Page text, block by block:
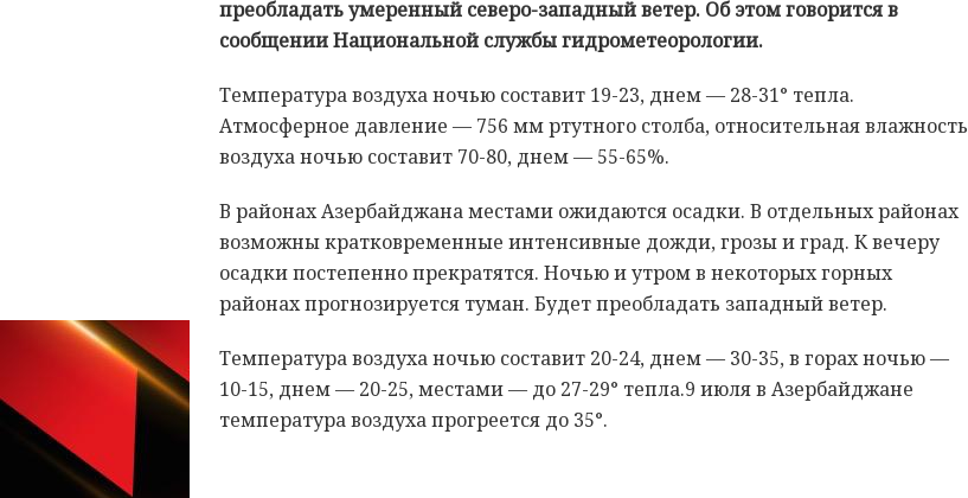
преобладать умеренный северо-западный ветер. Об этом говорится в
сообщении Национальной службы гидрометеорологии.
Температура воздуха ночью составит 19-23, днем — 28-31° тепла.
Атмосферное давление — 756 мм ртутного столба, относительная влажность
воздуха ночью составит 70-80, днем — 55-65%.
В районах Азербайджана местами ожидаются осадки. В отдельных районах
возможны кратковременные интенсивные дожди, грозы и град. К вечеру
осадки постепенно прекратятся. Ночью и утром в некоторых горных
районах прогнозируется туман. Будет преобладать западный ветер.
Температура воздуха ночью составит 20-24, днем — 30-35, в горах ночью —
10-15, днем — 20-25, местами — до 27-29° тепла.9 июля в Азербайджане
температура воздуха прогреется до 35°.